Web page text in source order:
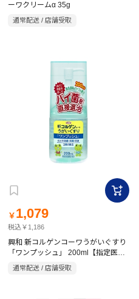
ーワクリームα 35g
通常配送 / 店舗受取
￥ 1,079
税込￥1,186
興和 新コルゲンコーワうがいぐすり
「ワンプッシュ」 200ml【指定医薬
部外品】
通常配送 / 店舗受取